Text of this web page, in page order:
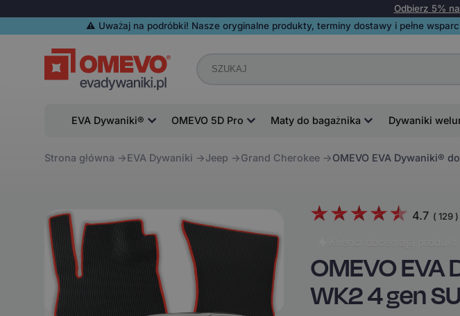
Odbierz 5%
⚠️️ Uważaj na podróbki! Nasze oryginalne produkty, terminy dostawy i pełne
EVA Dywaniki® OMEVO 5D Pro Maty do bagażnika Dywaniki
Strona główna EVA Dywaniki Jeep Grand Cherokee OMEVO EVA Dywaniki®
4.7 ( 129)
Klienci doceniają produkt
OMEVO
WK2 4 gen